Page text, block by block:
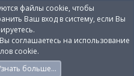
файлы cookie, чтобы
Ваш вход в систему, если Вы
соглашаетесь на использование
cookie.
больше…